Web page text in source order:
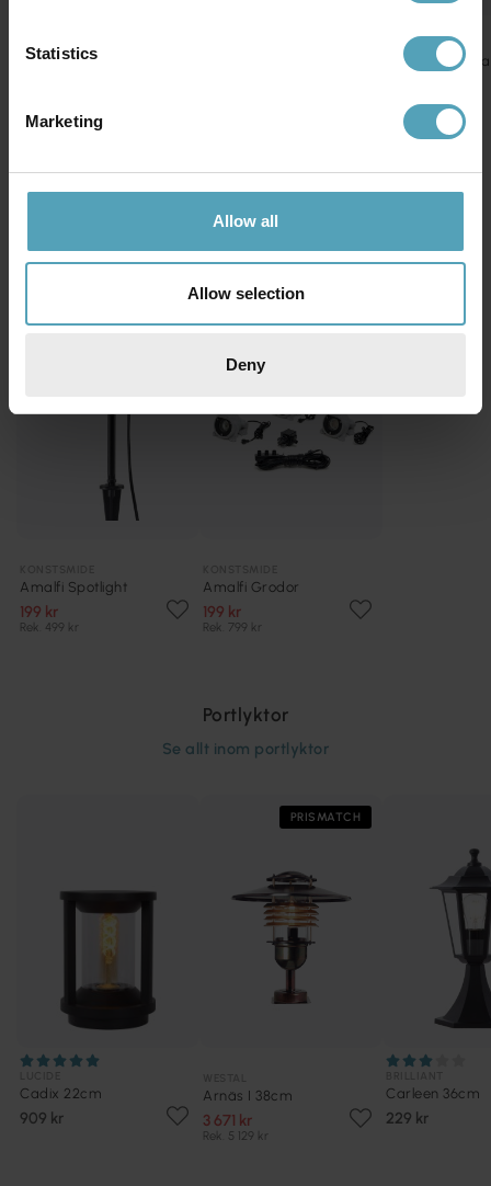
Statistics
Marketing
Allow all
Allow selection
Deny
Transformator 36W
Rek. 499 kr
MARKSLÖJD
82 kr
Rek. 129 kr
Amalfi Spotlight
199 kr
Rek. 499 kr
Amalfi Grodor
199 kr
Rek. 799 kr
Portlyktor
Se allt inom portlyktor
Cadix 22cm
909 kr
PRISMATCH
Arnäs I 38cm
3 671 kr
Rek. 5 129 kr
Carleen 36cm
229 kr